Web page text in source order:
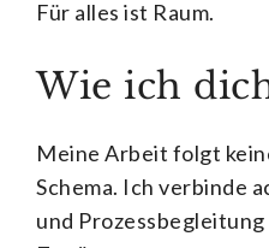
Für alles ist Raum.
Wie ich
Meine Arbeit folgt
Schema. Ich verbinde
und